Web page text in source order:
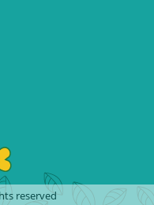
reserved